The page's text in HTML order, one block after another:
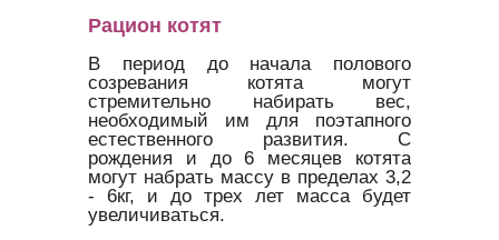
Рацион котят
В период до начала полового
созревания котята могут
стремительно набирать вес,
необходимый им для поэтапного
естественного развития. С
рождения и до 6 месяцев котята
могут набрать массу в пределах 3,2
- 6кг, и до трех лет масса будет
увеличиваться.